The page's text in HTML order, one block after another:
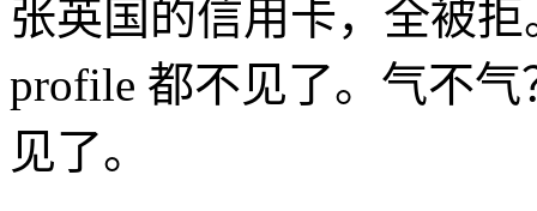
张英国的信用卡，全被
profile 都不见了。气不
见了。